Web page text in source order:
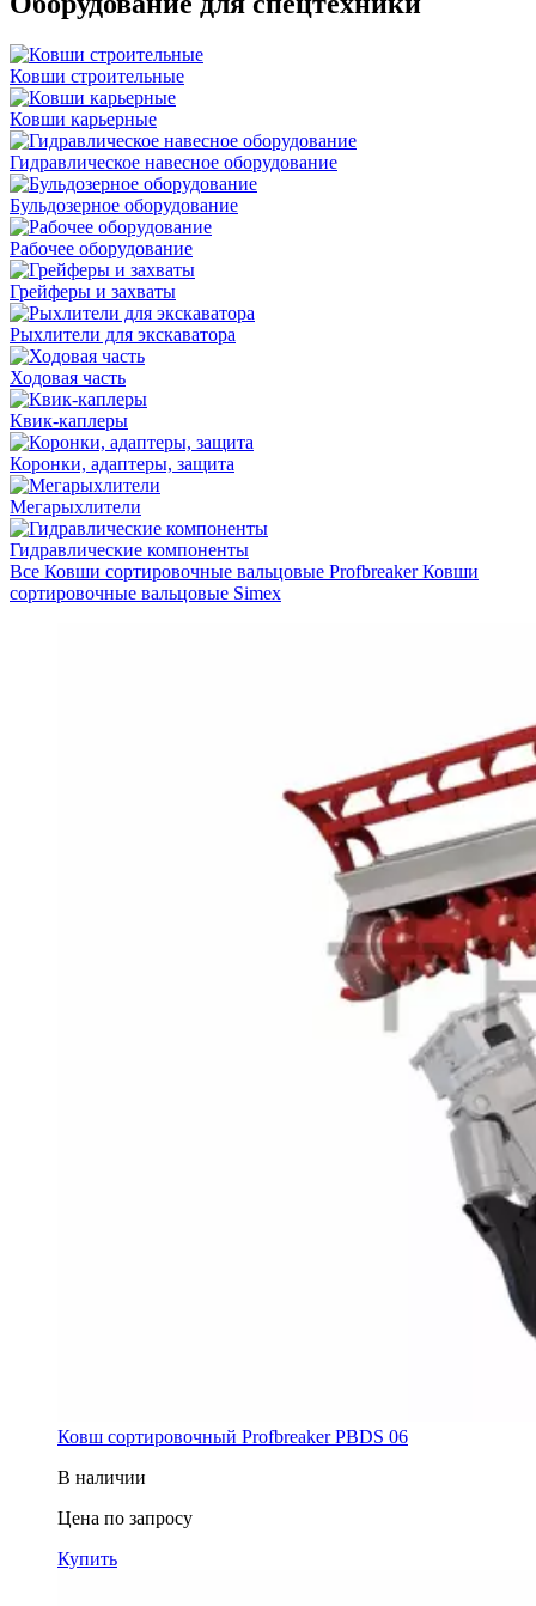
Ковши строительные
Ковши карьерные
Гидравлическое навесное оборудование
Бульдозерное оборудование
Рабочее оборудование
Грейферы и захваты
Рыхлители для экскаватора
Ходовая часть
Квик-каплеры
Коронки, адаптеры, защита
Мегарыхлители
Гидравлические компоненты
Все Ковши cортировочные вальцовые ProfbreakerКовши
сортировочные вальцовые Simex
Ковш cортировочный Profbreaker PBDS 06
В наличии
Цена по запросу
Купить